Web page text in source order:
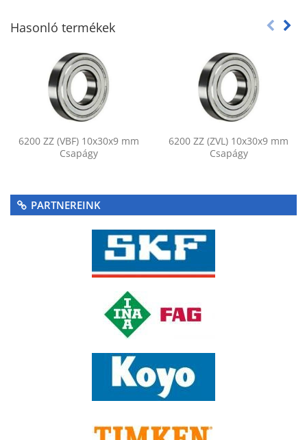
Hasonló termékek
6200 ZZ (VBF) 10x30x9 mm
Csapágy
6200 ZZ (ZVL) 10x30x9 mm
Csapágy
PARTNEREINK